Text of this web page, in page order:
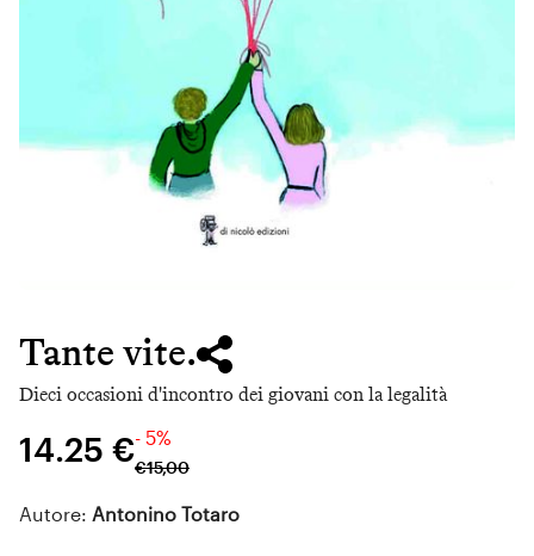
Tante vite.
Dieci occasioni d'incontro dei giovani con la legalità
14.25 €- 5%
€15,00
Autore: Antonino Totaro